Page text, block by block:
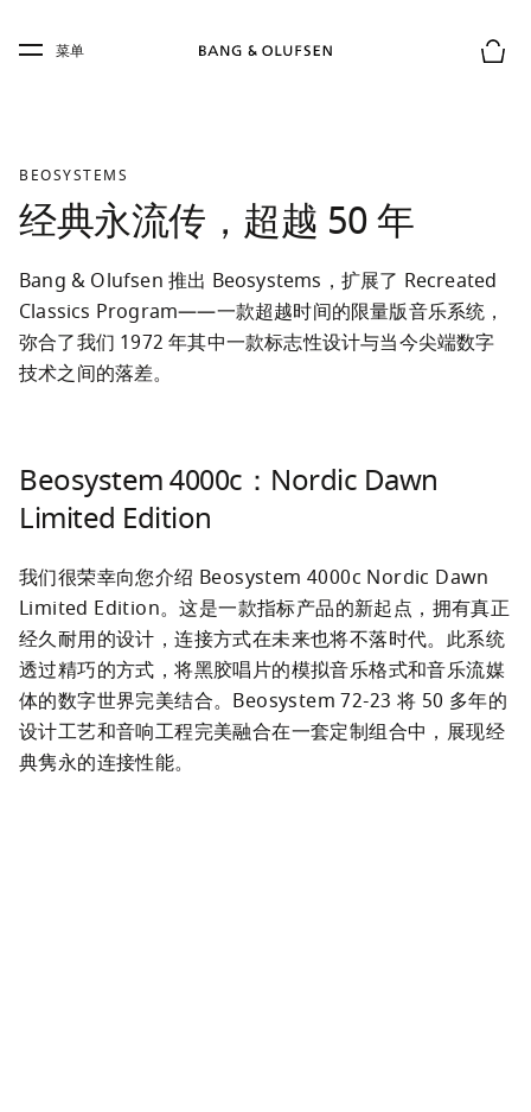
Skip to main footer
菜单
BEOSYSTEMS
经典永流传，超越 50 年
Bang & Olufsen 推出 Beosystems，扩展了 Recreated
Classics Program——一款超越时间的限量版音乐系统，
弥合了我们 1972 年其中一款标志性设计与当今尖端数字
技术之间的落差。
Beosystem 4000c：Nordic Dawn
Limited Edition
我们很荣幸向您介绍 Beosystem 4000c Nordic Dawn
Limited Edition。这是一款指标产品的新起点，拥有真正
经久耐用的设计，连接方式在未来也将不落时代。此系统
透过精巧的方式，将黑胶唱片的模拟音乐格式和音乐流媒
体的数字世界完美结合。Beosystem 72-23 将 50 多年的
设计工艺和音响工程完美融合在一套定制组合中，展现经
典隽永的连接性能。